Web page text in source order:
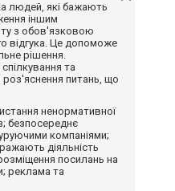
людей, які бажають
іншим
з обов'язковою
відгука. Це допоможе
рішення.
та
питань, що
ненормативної
безпосереднє
компаніями;
діяльність
розміщення посилань на
реклама та